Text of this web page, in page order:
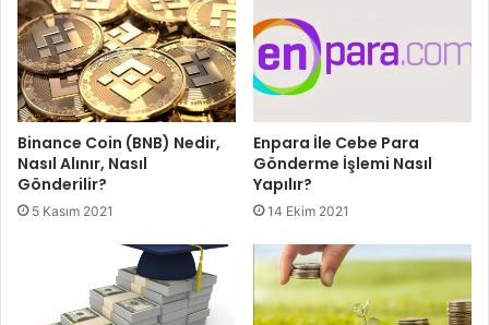
Binance Coin (BNB) Nedir,
Nasıl Alınır, Nasıl
Gönderilir?
5 Kasım 2021
Enpara İle Cebe Para
Gönderme İşlemi Nasıl
Yapılır?
14 Ekim 2021